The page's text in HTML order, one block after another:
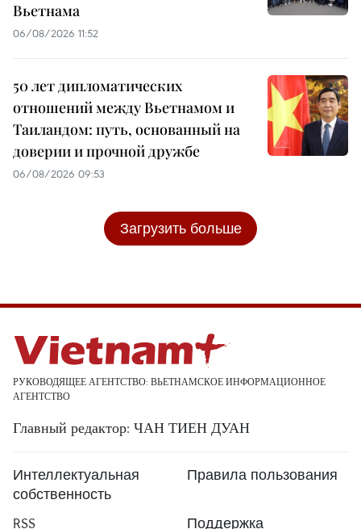
Вьетнама
06/08/2026 11:52
50 лет дипломатических
отношений между Вьетнамом и
Таиландом: путь, основанный на
доверии и прочной дружбе
06/08/2026 09:53
Загрузить больше
РУКОВОДЯЩЕЕ АГЕНТСТВО: ВЬЕТНАМСКОЕ ИНФОРМАЦИОННОЕ
АГЕНТСТВО
Главный редактор: ЧАН ТИЕН ДУАН
Интеллектуальная
собственность
Правила пользования
RSS Поддержка